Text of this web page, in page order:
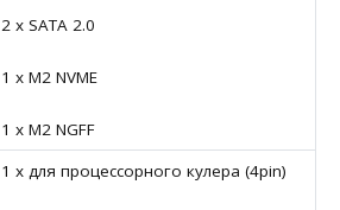
2 x SATA 2.0
1 x M2 NVME
1 x M2 NGFF
1 x для процессорного кулера (4pin)